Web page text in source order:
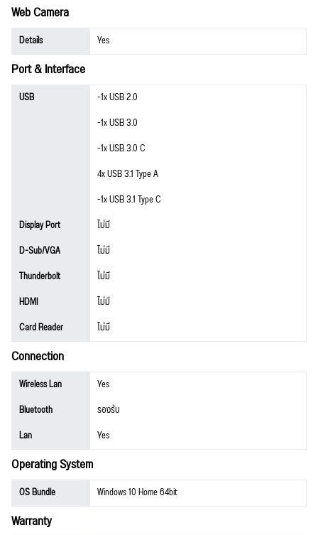
Web Camera
Details Yes
Port & Interface
USB
-1x USB 2.0
-1x USB 3.0
-1x USB 3.0 C
4x USB 3.1 Type A
-1x USB 3.1 Type C
Display Port
ไม่มี
D-Sub/VGA
ไม่มี
Thunderbolt
ไม่มี
HDMI
ไม่มี
Card Reader
ไม่มี
Connection
Wireless Lan
Yes
Bluetooth
รองรับ
Lan
Yes
Operating System
OS Bundle Windows 10 Home 64bit
Warranty